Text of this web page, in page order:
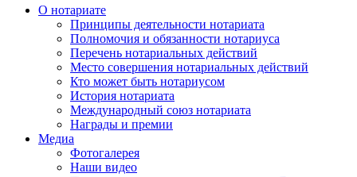
О нотариате
Принципы деятельности нотариата
Полномочия и обязанности нотариуса
Перечень нотариальных действий
Место совершения нотариальных действий
Кто может быть нотариусом
История нотариата
Международный союз нотариата
Награды и премии
Медиа
Фотогалерея
Наши видео